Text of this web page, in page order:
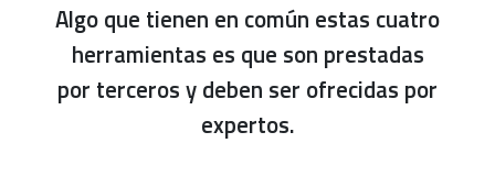
Algo que tienen en común estas cuatro
herramientas es que son prestadas
por terceros y deben ser ofrecidas por
expertos.